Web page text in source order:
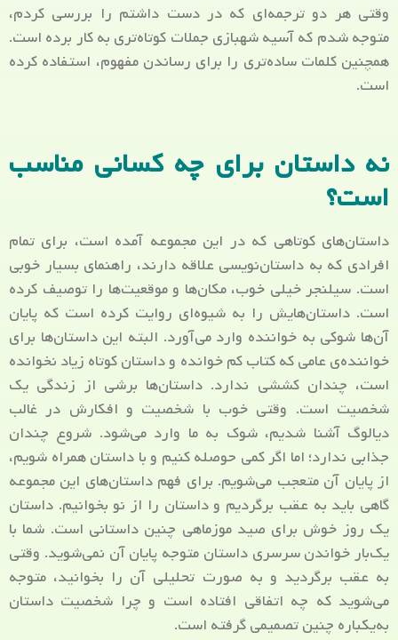
وقتی هر دو ترجمه‌ای که در دست داشتم را بررسی کردم،
متوجه شدم که آسیه شهبازی جملات کوتاه‌تری به کار برده است.
همچنین کلمات ساده‌تری را برای رساندن مفهوم، استفاده کرده
است.
نه داستان برای چه کسانی مناسب
است؟
داستان‌های کوتاهی که در این مجموعه آمده است، برای تمام
افرادی که به داستان‌نویسی علاقه دارند، راهنمای بسیار خوبی
است. سیلنجر خیلی خوب، مکان‌ها و موقعیت‌ها را توصیف کرده
است. داستان‌هایش را به شیوه‌ای روایت کرده است که پایان
آن‌ها شوکی به خواننده وارد می‌آورد. البته این داستان‌ها برای
خواننده‌ی عامی که کتاب کم خوانده و داستان کوتاه زیاد نخوانده
است، چندان کششی ندارد. داستان‌ها برشی از زندگی یک
شخصیت است. وقتی خوب با شخصیت و افکارش در غالب
دیالوگ آشنا شدیم، شوک به ما وارد می‌شود. شروع چندان
جذابی ندارد؛ اما اگر کمی حوصله کنیم و با داستان همراه شویم،
از پایان آن متعجب می‌شویم. برای فهم داستان‌های این مجموعه
گاهی باید به عقب برگردیم و داستان را از نو بخوانیم. داستان
یک روز خوش برای صید موزماهی چنین داستانی است. شما با
یک‌بار خواندن سرسری داستان متوجه پایان آن نمی‌شوید. وقتی
به عقب برگردید و به صورت تحلیلی آن را بخوانید، متوجه
می‌شوید که چه اتفاقی افتاده است و چرا شخصیت داستان
به‌یکباره چنین تصمیمی گرفته است.